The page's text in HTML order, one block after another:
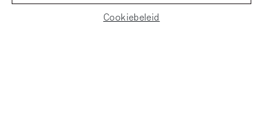
Cookiebeleid